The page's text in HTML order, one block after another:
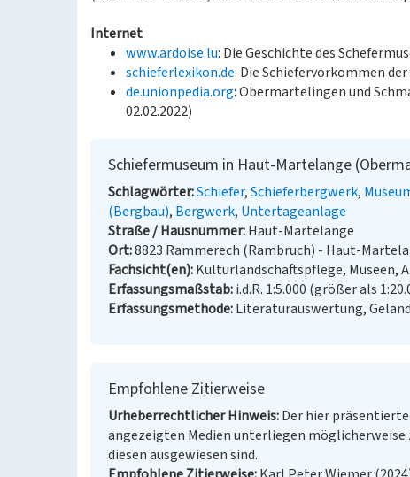
Internet
www.ardoise.lu: Die Geschichte des
schieferlexikon.de: Die Schiefervorkommen
de.unionpedia.org: Obermartelingen und
02.02.2022)
Schiefermuseum in Haut-Martelange
Schlagwörter Schiefer Schieferbergwerk
(Bergbau) Bergwerk Untertageanlage
Straße / Hausnummer Haut-Martelange
Ort 8823 Rammerech (Rambruch) - Haut-
Fachsicht(en) Kulturlandschaftspflege, Museen,
Erfassungsmaßstab i.d.R. 1:5.000 (größer als
Erfassungsmethode Literaturauswertung,
Empfohlene Zitierweise
Urheberrechtlicher Hinweis Der hier
angezeigten Medien unterliegen
diesen ausgewiesen sind.